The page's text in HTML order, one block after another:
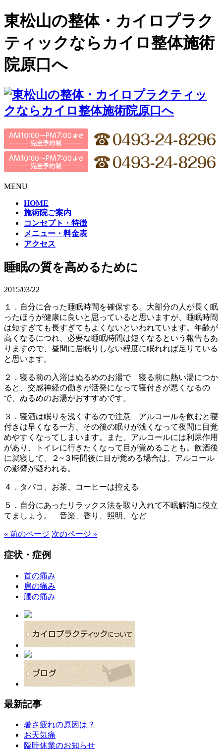
東松山の整体・カイロプラク
ティックならカイロ整体施術
院原口へ
MENU
HOME
施術院ご案内
コンセプト・特徴
メニュー・料金表
アクセス
睡眠の質を高めるために
2015/03/22
１．自分に合った睡眠時間を確保する。大部分の人が長く眠
ったほうが健康に良いと思っていると思いますが、睡眠時間
は短すぎても長すぎてもよくないといわれています。年齢が
高くなるにつれ、必要な睡眠時間は短くなるという報告もあ
りますので、昼間に居眠りしない程度に眠れれば足りている
と思います。
２．寝る前の入浴はぬるめのお湯で 寝る前に熱い湯につか
ると、交感神経の働きが活発になって寝付きが悪くなるの
で、ぬるめのお湯がおすすめです。
３．寝酒は眠りを浅くするので注意 アルコールを飲むと寝
付きは早くなる一方、その後の眠りが浅くなって夜間に目覚
めやすくなってしまいます。また、アルコールには利尿作用
があり、トイレに行きたくなって目が覚めることも。飲酒後
に就寝して、２~３時間後に目が覚める場合は、アルコール
の影響が疑われる。
４．タバコ、お茶、コーヒーは控える
５．自分にあったリラックス法を取り入れて不眠解消に役立
てましょう。 音楽、香り、照明、など
« 前のページ 次のページ »
症状・症例
首の痛み
肩の痛み
腰の痛み
最新記事
暑さ疲れの原因は？
お天気痛
臨時休業のお知らせ